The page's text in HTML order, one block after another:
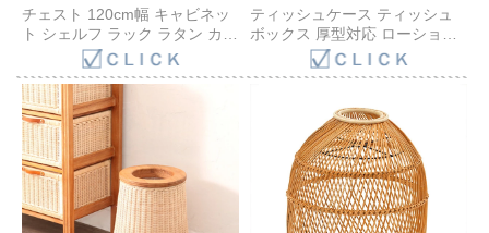
チェスト 120cm幅 キャビネッ
ト シェルフ ラック ラタン カゴ
メ編み 天然素材 チーク無垢 木
製 アジアン 衣類 洋服 小物 収
納 玄関 ディスプレイ 棚板 調整
可能 北欧 モダン ナチュラル カ
ントリー ベージュ ナチュラル
CALM G688XP
ティッシュケース ティッシュ
ボックス 厚型対応 ローション
ティッシュ 収納 大型 ティッシ
ュ インテリア小物 チーク木製
ュラル 籐 あじろ編み アジアン
家具 アジアン雑貨 GK047XP